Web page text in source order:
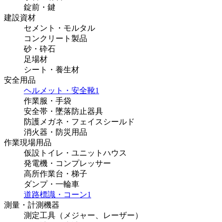
錠前・鍵
建設資材
セメント・モルタル
コンクリート製品
砂・砕石
足場材
シート・養生材
安全用品
ヘルメット・安全靴1
作業服・手袋
安全帯・墜落防止器具
防護メガネ・フェイスシールド
消火器・防災用品
作業現場用品
仮設トイレ・ユニットハウス
発電機・コンプレッサー
高所作業台・梯子
ダンプ・一輪車
道路標識・コーン1
測量・計測機器
測定工具（メジャー、レーザー）